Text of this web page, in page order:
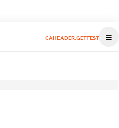
CAHEADER.GETTEST